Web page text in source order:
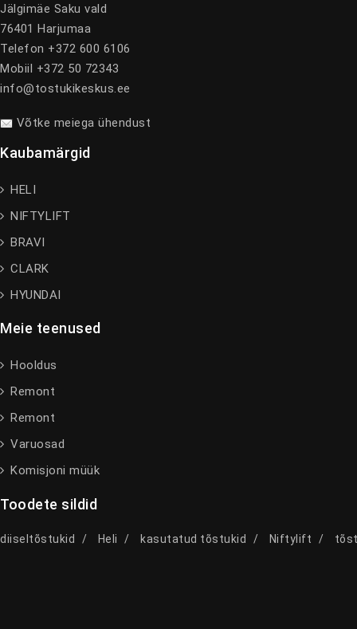
Jälgimäe Saku vald
76401 Harjumaa
Telefon +372 600 6106
Mobiil +372 50 72343
info@tostukikeskus.ee
Võtke meiega ühendust
Kaubamärgid
HELI
NIFTYLIFT
BRAVI
CLARK
HYUNDAI
Meie teenused
Hooldus
Remont
Remont
Varuosad
Komisjoni müük
Toodete sildid
diiseltõstukid Heli kasutatud tõstukid Niftylift